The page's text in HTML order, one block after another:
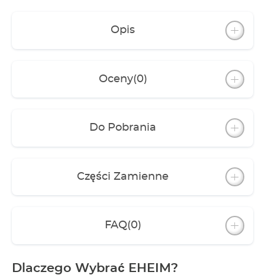
Opis
Oceny(0)
Do Pobrania
Części Zamienne
FAQ(0)
Dlaczego Wybrać EHEIM?